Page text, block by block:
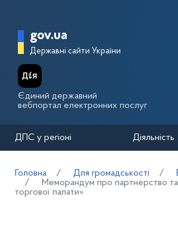
Головна сторінка
gov.ua
Державні сайти України
Єдиний державний
вебпортал електронних послуг
ДПС у регіоні Діяльність
Головна Для громадськості
Меморандум про партнерство та
торгової палати»